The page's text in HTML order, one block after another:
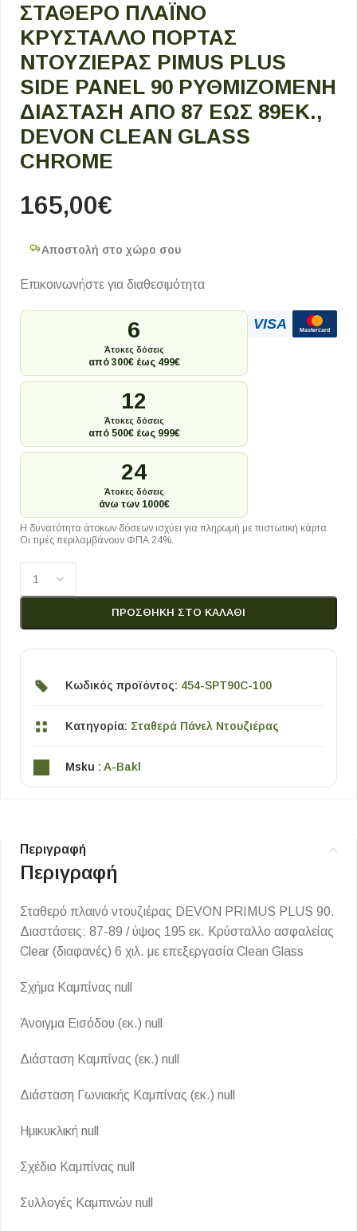
ΣΤΑΘΕΡΌ ΠΛΑΪΝΌ
ΚΡΎΣΤΑΛΛΟ ΠΌΡΤΑΣ
ΝΤΟΥΖΙΈΡΑΣ PIMUS PLUS
SIDE PANEL 90 ΡΥΘΜΙΖΌΜΕΝΗ
ΔΙΆΣΤΑΣΗ ΑΠΌ 87 ΈΩΣ 89ΕΚ.,
DEVON CLEAN GLASS
CHROME
165,00€
Αποστολή στο χώρο σου
Επικοινωνήστε για διαθεσιμότητα
6
Άτοκες δόσεις
από 300€ έως 499€
12
Άτοκες δόσεις
από 500€ έως 999€
24
Άτοκες δόσεις
άνω των 1000€
VISA Mastercard
Η δυνατότητα άτοκων δόσεων ισχύει για πληρωμή με πιστωτική κάρτα.
Οι τιμές περιλαμβάνουν ΦΠΑ 24%.
ΠΡΟΣΘΉΚΗ ΣΤΟ ΚΑΛΆΘΙ
Κωδικός προϊόντος: 454-SPT90C-100
Κατηγορία: Σταθερά Πάνελ Ντουζιέρας
Msku : A-Bakl
Περιγραφή
Περιγραφή
Σταθερό πλαινό ντουζιέρας DEVON PRIMUS PLUS 90.
Διαστάσεις: 87-89 / ύψος 195 εκ. Κρύσταλλο ασφαλείας
Clear (διαφανές) 6 χιλ. με επεξεργασία Clean Glass
Σχήμα Καμπίνας null
Άνοιγμα Εισόδου (εκ.) null
Διάσταση Καμπίνας (εκ.) null
Διάσταση Γωνιακής Καμπίνας (εκ.) null
Ημικυκλική null
Σχέδιο Καμπίνας null
Συλλογές Καμπινών null